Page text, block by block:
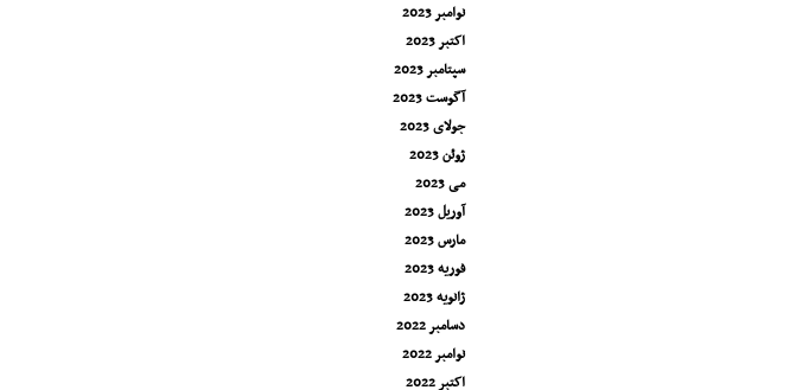
نوامبر 2023
اکتبر 2023
سپتامبر 2023
آگوست 2023
جولای 2023
ژوئن 2023
می 2023
آوریل 2023
مارس 2023
فوریه 2023
ژانویه 2023
دسامبر 2022
نوامبر 2022
اکتبر 2022